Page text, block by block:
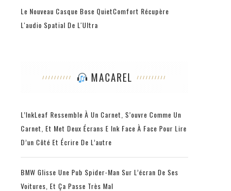
Le Nouveau Casque Bose QuietComfort Récupère
L'audio Spatial De L'Ultra
MACAREL
L’InkLeaf Ressemble À Un Carnet, S’ouvre Comme Un
Carnet, Et Met Deux Écrans E Ink Face À Face Pour Lire
D’un Côté Et Écrire De L’autre
BMW Glisse Une Pub Spider-Man Sur L’écran De Ses
Voitures, Et Ça Passe Très Mal